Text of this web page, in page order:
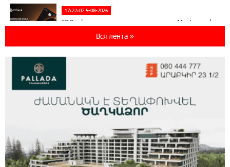
17:22:07 5-08-2026
IDBank представляет новую карту Mastercard
World с преимуществами для путешествий и
мониторинг дикой природы в Гнишике с
помощью солнечной энергии
Ucom и FPWC обеспечат круглосуточный
мониторинг дикой природы в Гнишике с
помощью солнечной энергии
Вся лента »